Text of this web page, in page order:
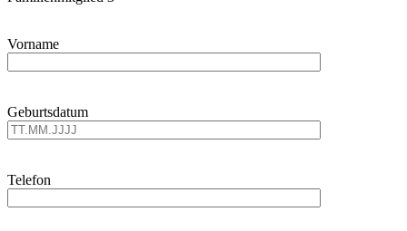
Vorname
Geburtsdatum
Telefon